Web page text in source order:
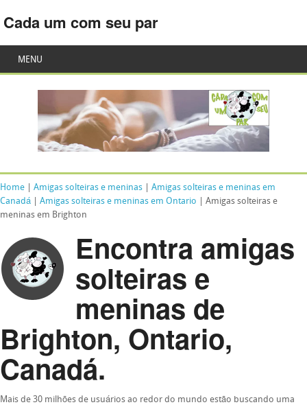
Cada um com seu par
MENU
Home Amigas solteiras e meninas
Amigas solteiras e meninas em
Canadá
Amigas solteiras e meninas em Ontario | Amigas solteiras e
meninas em Brighton
Encontra amigas
solteiras e
meninas de
Brighton, Ontario,
Canadá.
Mais de 30 milhões de usuários ao redor do mundo estão buscando uma